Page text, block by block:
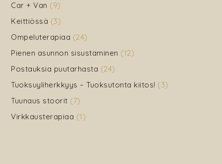
Car + Van (9)
Keittiössä (3)
Ompeluterapiaa (24)
Pienen asunnon sisustaminen (12)
Postauksia puutarhasta (24)
Tuoksuyliherkkyys – Tuoksutonta kiitos! (3)
Tuunaus stoorit (7)
Virkkausterapiaa (1)